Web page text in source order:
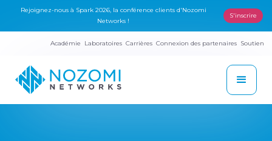
Rejoignez-nous à Spark 2026, la conférence clients d'Nozomi
Networks !
S'inscrire
Académie Laboratoires Carrières Connexion des partenaires Soutien